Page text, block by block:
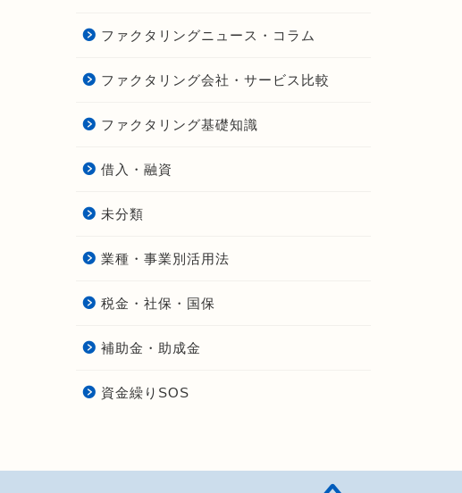
ファクタリングニュース・コラム
ファクタリング会社・サービス比較
ファクタリング基礎知識
借入・融資
未分類
業種・事業別活用法
税金・社保・国保
補助金・助成金
資金繰りSOS